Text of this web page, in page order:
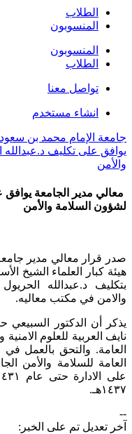
الطلاب
المنسوبون
المنسوبون
الطلاب
تواصل معنا
انشاء مستخدم
جامعة الإمام محمد بن سعود
يوافق على تكليف
والأمن
معالي مدير الجامعة يوافق
لشؤون السلامة والأمن
صدر قرار معالي مدير
هيئة كبار العلماء الشيخ
بتكليف د.عبدالله
والامن في مكتب معاليه.
يذكر أن الدكتور
نايف العربية للعلوم
العامة للسلامة والأمن
١٤٣٧هـ.​
--
آخر تعديل تم على الخبر: